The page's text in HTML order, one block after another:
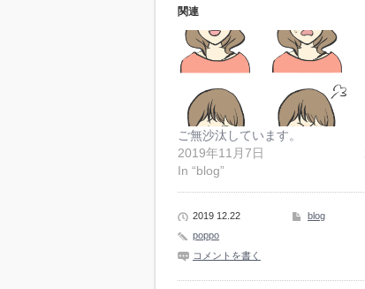
関連
ご無沙汰しています。
2019年11月7日
In “blog”
2019 12.22
poppo
コメントを書く
blog